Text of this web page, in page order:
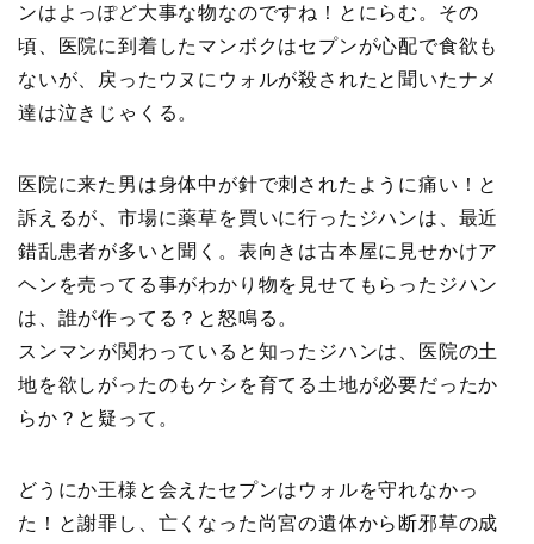
ンはよっぽど大事な物なのですね！とにらむ。その
頃、医院に到着したマンボクはセプンが心配で食欲も
ないが、戻ったウヌにウォルが殺されたと聞いたナメ
達は泣きじゃくる。
医院に来た男は身体中が針で刺されたように痛い！と
訴えるが、市場に薬草を買いに行ったジハンは、最近
錯乱患者が多いと聞く。表向きは古本屋に見せかけア
ヘンを売ってる事がわかり物を見せてもらったジハン
は、誰が作ってる？と怒鳴る。
スンマンが関わっていると知ったジハンは、医院の土
地を欲しがったのもケシを育てる土地が必要だったか
らか？と疑って。
どうにか王様と会えたセプンはウォルを守れなかっ
た！と謝罪し、亡くなった尚宮の遺体から断邪草の成